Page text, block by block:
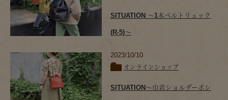
SITUATION ～1本ベルトリュック
(R-5)～
2023/10/10
オンラインショップ
SITUATION～巾着ショルダーポシ